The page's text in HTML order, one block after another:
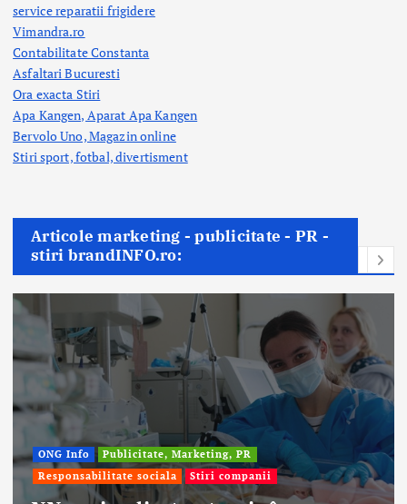
service reparatii frigidere
Vimandra.ro
Contabilitate Constanta
Asfaltari Bucuresti
Ora exacta Stiri
Apa Kangen, Aparat Apa Kangen
Bervolo Uno, Magazin online
Stiri sport, fotbal,divertisment
Articole marketing - publicitate - PR -
stiri brandINFO.ro:
Afaceri & Economie
Publicitate, Marketing, PR
Stiri companii